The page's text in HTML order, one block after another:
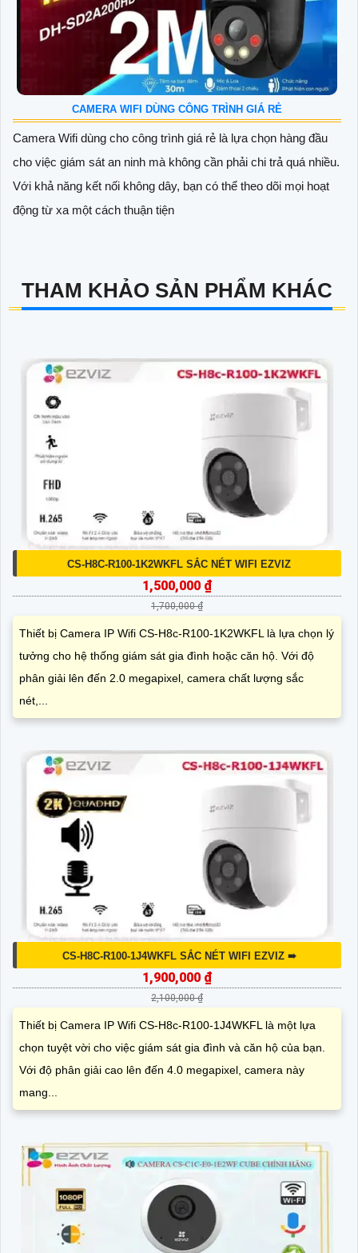
CAMERA WIFI DÙNG CÔNG TRÌNH GIÁ RẺ
Camera Wifi dùng cho công trình giá rẻ là lựa chọn hàng đầu
cho việc giám sát an ninh mà không cần phải chi trả quá nhiều.
Với khả năng kết nối không dây, bạn có thể theo dõi mọi hoạt
động từ xa một cách thuận tiện
THAM KHẢO SẢN PHẨM KHÁC
CS-H8C-R100-1K2WKFL SẮC NÉT WIFI EZVIZ
1,500,000 ₫
1,700,000 ₫
Thiết bị Camera IP Wifi CS-H8c-R100-1K2WKFL là lựa chọn lý
tưởng cho hệ thống giám sát gia đình hoặc căn hộ. Với độ
phân giải lên đến 2.0 megapixel, camera chất lượng sắc
nét,...
CS-H8C-R100-1J4WKFL SẮC NÉT WIFI EZVIZ ➠
1,900,000 ₫
2,100,000 ₫
Thiết bị Camera IP Wifi CS-H8c-R100-1J4WKFL là một lựa
chọn tuyệt vời cho việc giám sát gia đình và căn hộ của bạn.
Với độ phân giải cao lên đến 4.0 megapixel, camera này
mang...